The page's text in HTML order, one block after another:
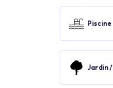
Piscine
Jardin